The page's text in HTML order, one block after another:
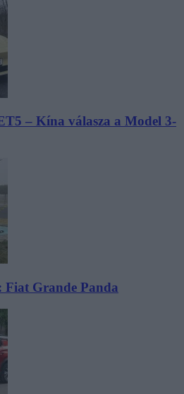
– Kína válasza a Model 3-
Fiat Grande Panda